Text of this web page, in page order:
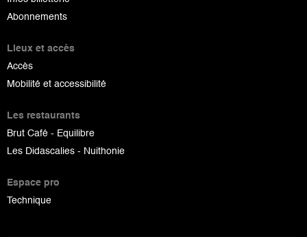
Abonnements
Lieux et accès
Accès
Mobilité et accessibilité
Les restaurants
Brut Café - Equilibre
Les Didascalies - Nuithonie
Espace pro
Technique